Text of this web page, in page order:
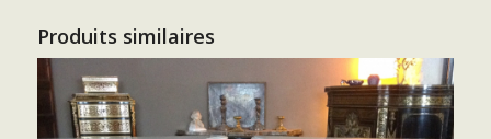
Produits similaires